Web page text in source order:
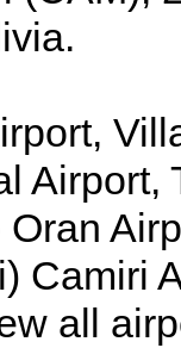
Airport,
Camiri
all